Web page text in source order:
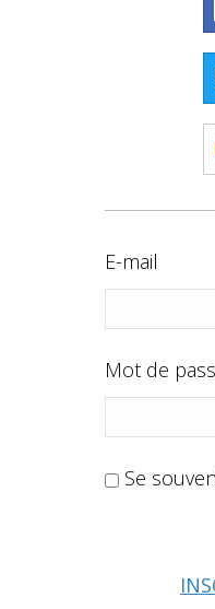
E-mail
Mot de
Se